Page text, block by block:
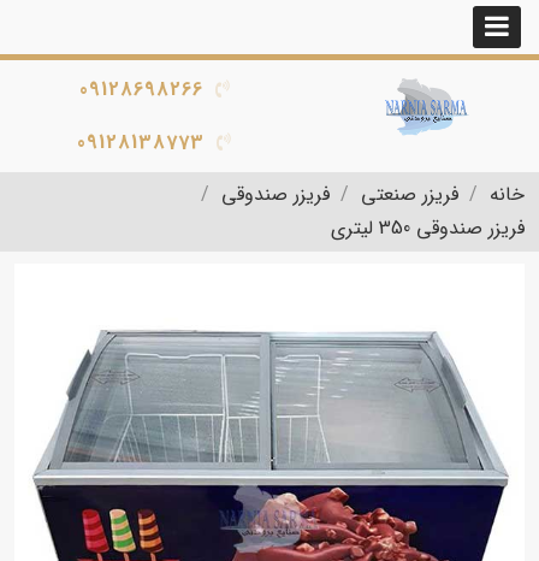
09128698266
09128138773
خانه
فریزر صنعتی
فریزر صندوقی
فریزر صندوقی 350 لیتری